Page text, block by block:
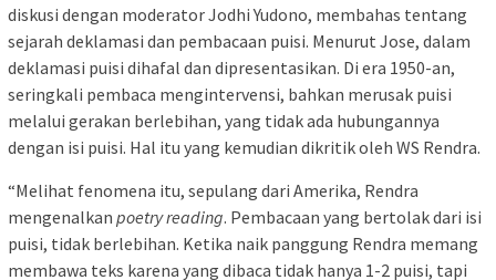
diskusi dengan moderator Jodhi Yudono, membahas tentang
sejarah deklamasi dan pembacaan puisi. Menurut Jose, dalam
deklamasi puisi dihafal dan dipresentasikan. Di era 1950-an,
seringkali pembaca mengintervensi, bahkan merusak puisi
melalui gerakan berlebihan, yang tidak ada hubungannya
dengan isi puisi. Hal itu yang kemudian dikritik oleh WS Rendra.
“Melihat fenomena itu, sepulang dari Amerika, Rendra
mengenalkan poetry reading. Pembacaan yang bertolak dari isi
puisi, tidak berlebihan. Ketika naik panggung Rendra memang
membawa teks karena yang dibaca tidak hanya 1-2 puisi, tapi